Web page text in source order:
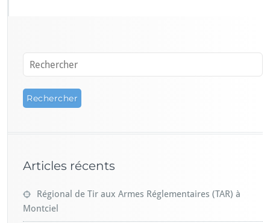
Articles récents
Régional de Tir aux Armes Réglementaires (TAR) à
Montciel